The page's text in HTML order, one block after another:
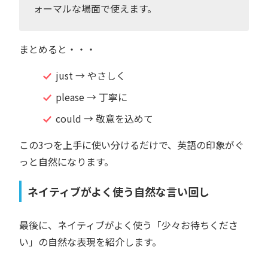
ォーマルな場面で使えます。
まとめると・・・
just → やさしく
please → 丁寧に
could → 敬意を込めて
この3つを上手に使い分けるだけで、英語の印象がぐ
っと自然になります。
ネイティブがよく使う自然な言い回し
最後に、ネイティブがよく使う「少々お待ちくださ
い」の自然な表現を紹介します。